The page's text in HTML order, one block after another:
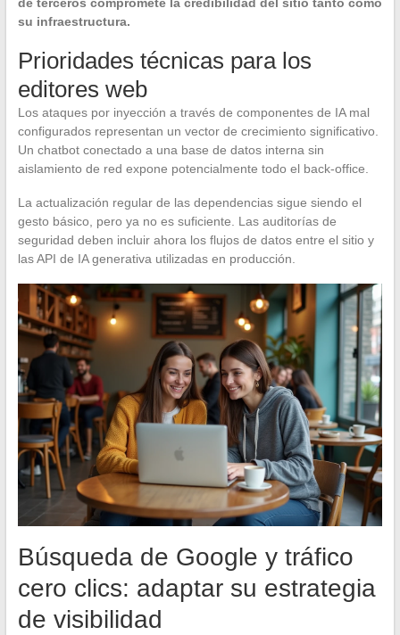
su infraestructura.
Prioridades técnicas para los
editores web
Los ataques por inyección a través de componentes de IA mal
configurados representan un vector de crecimiento significativo.
Un chatbot conectado a una base de datos interna sin
aislamiento de red expone potencialmente todo el back-office.
La actualización regular de las dependencias sigue siendo el
gesto básico, pero ya no es suficiente. Las auditorías de
seguridad deben incluir ahora los flujos de datos entre el sitio y
las API de IA generativa utilizadas en producción.
Búsqueda de Google y tráfico
cero clics: adaptar su estrategia
de visibilidad